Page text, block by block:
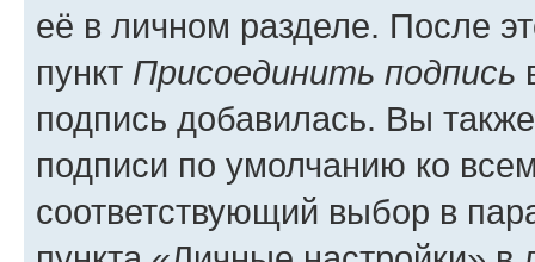
её в личном разделе. После
пункт Присоединить подпись
подпись добавилась. Вы
подписи по умолчанию ко
соответствующий выбор в